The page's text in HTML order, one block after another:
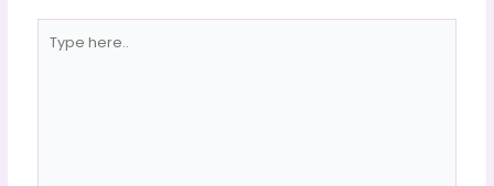
here..